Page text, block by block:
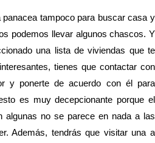
tampoco para buscar casa y
podemos llevar algunos chascos. Y
una lista de viviendas que te
tienes que contactar con
y ponerte de acuerdo con él para
es muy decepcionante porque el
algunas no se parece en nada a las
Además, tendrás que visitar una a